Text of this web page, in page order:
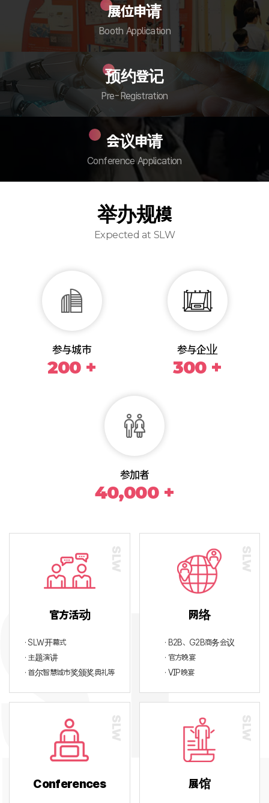
展位申请
Booth Application
预约登记
Pre-Registration
会议申请
Conference Application
举办规模
Expected at SLW
参与城市
200 +
参与企业
300 +
参加者
40,000 +
官方活动
· SLW开幕式
· 主题演讲
· 首尔智慧城市奖颁奖典礼等
网络
· B2B、G2B商务会议
· 官方晚宴
· VIP晚宴
Conferences 展馆